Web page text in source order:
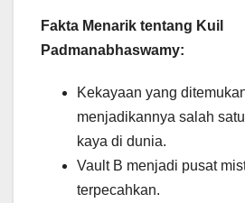
Fakta Menarik tentang Kuil
Padmanabhaswamy:
Kekayaan yang
menjadikannya salah
kaya di dunia.
Vault B menjadi pusat
terpecahkan.